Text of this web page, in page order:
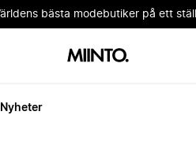
bästa modebutiker på ett
Nyheter